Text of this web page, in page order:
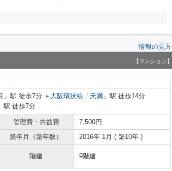
情報の見方
【マンション】
」駅 徒歩7分 大阪環状線 「 天満 」駅 徒歩14分
駅 徒歩7分
管理費・共益費
7,500円
築年月（築年数） 2016年 1月 ( 築10年 )
階建 9階建